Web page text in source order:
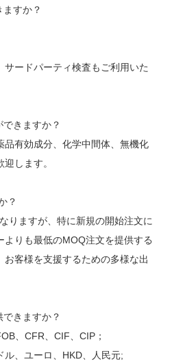
すか？
ードパーティ検査もご利用いた
きますか？
品有効成分、化学中間体、無機化
します。
？
りますが、特に新規の開始注文に
りも最低のMOQ注文を提供する
客様を支援するための多様な出
きますか？
、CFR、CIF、CIP ；
、ユーロ、HKD、人民元;